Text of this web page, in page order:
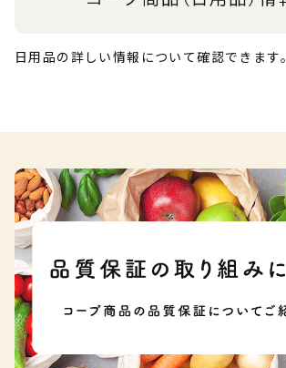
日用品の詳しい情報について確認できます。